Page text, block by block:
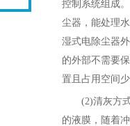
控制系统组成
尘器，能处理
湿式电除尘器
的外部不需要
置且占用空间
(2)清灰方
的液膜，随着